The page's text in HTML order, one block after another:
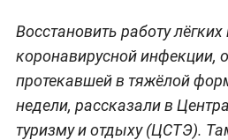
Восстановить работу лёгких
коронавирусной инфекции,
протекавшей в тяжёлой
недели, рассказали в
туризму и отдыху (ЦСТЭ).